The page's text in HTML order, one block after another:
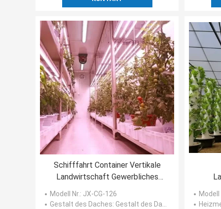
Schifffahrt Container Vertikale
Landwirtschaft Gewerbliches
Gewächshaus mit Hydroponik
Innovation
Modell Nr.: JX-CG-126
Gestalt des Daches: Gestalt des Daches
Modell